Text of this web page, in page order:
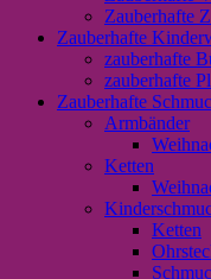
Zauberhafte
Zauberhafte
zauberhafte
zauberhafte
Zauberhafte
Armbänder
Ketten
Ketten